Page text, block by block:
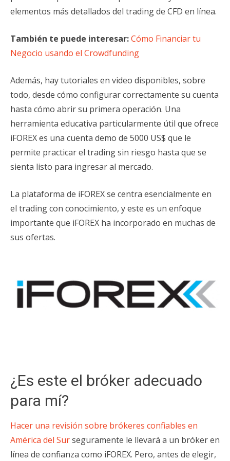
elementos más detallados del trading de CFD en línea.
También te puede interesar:Cómo Financiar tu
Negocio usando el Crowdfunding
Además, hay tutoriales en video disponibles, sobre
todo, desde cómo configurar correctamente su cuenta
hasta cómo abrir su primera operación. Una
herramienta educativa particularmente útil que ofrece
iFOREX es una cuenta demo de 5000 US$ que le
permite practicar el trading sin riesgo hasta que se
sienta listo para ingresar al mercado.
La plataforma de iFOREX se centra esencialmente en
el trading con conocimiento, y este es un enfoque
importante que iFOREX ha incorporado en muchas de
sus ofertas.
¿Es este el bróker adecuado
para mí?
Hacer una revisión sobre brókeres confiables en
América del Surseguramente le llevará a un bróker en
línea de confianza como iFOREX. Pero, antes de elegir,